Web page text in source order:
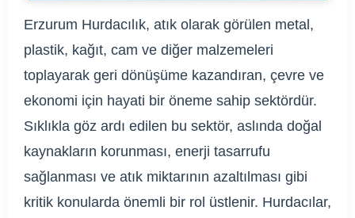
Erzurum Hurdacılık, atık olarak görülen metal,
plastik, kağıt, cam ve diğer malzemeleri
toplayarak geri dönüşüme kazandıran, çevre ve
ekonomi için hayati bir öneme sahip sektördür.
Sıklıkla göz ardı edilen bu sektör, aslında doğal
kaynakların korunması, enerji tasarrufu
sağlanması ve atık miktarının azaltılması gibi
kritik konularda önemli bir rol üstlenir. Hurdacılar,